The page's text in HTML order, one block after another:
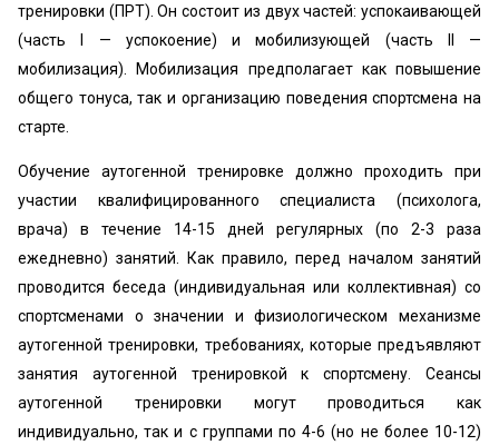
тренировки (ПРТ). Он состоит из двух частей: успокаивающей
(часть I — успокоение) и мобилизующей (часть II —
мобилизация). Мобилизация предполагает как повышение
общего тонуса, так и организацию поведения спортсмена на
старте.
Обучение аутогенной тренировке должно проходить при
участии квалифицированного специалиста (психолога,
врача) в течение 14-15 дней регулярных (по 2-3 раза
ежедневно) занятий. Как правило, перед началом занятий
проводится беседа (индивидуальная или коллективная) со
спортсменами о значении и физиологическом механизме
аутогенной тренировки, требованиях, которые предъявляют
занятия аутогенной тренировкой к спортсмену. Сеансы
аутогенной тренировки могут проводиться как
индивидуально, так и с группами по 4-6 (но не более 10-12)